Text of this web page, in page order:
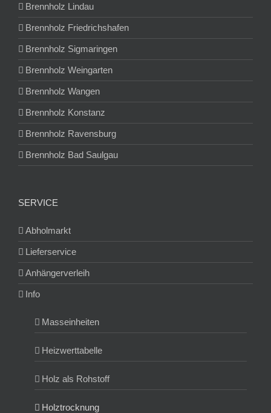
Brennholz Lindau
Brennholz Friedrichshafen
Brennholz Sigmaringen
Brennholz Weingarten
Brennholz Wangen
Brennholz Konstanz
Brennholz Ravensburg
Brennholz Bad Saulgau
SERVICE
Abholmarkt
Lieferservice
Anhängerverleih
Info
Masseinheiten
Heizwerttabelle
Holz als Rohstoff
Holztrocknung